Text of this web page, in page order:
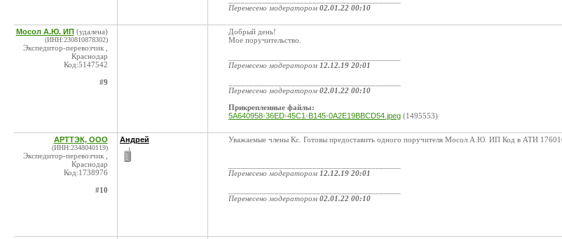
Перенесено модератором 02.01.22 00:10
Мосол А.Ю. ИП (удалена)
(ИНН:230810878302)
Экспедитор-перевозчик ,
Краснодар
Код:5147542
#9
Добрый день!
Мое поручительство.
Перенесено модератором 12.12.19 20:01
Перенесено модератором 02.01.22 00:10
Прикрепленные файлы:
5A640958-36ED-45C1-B145-0A2E19BBCD54.jpeg (1495553)
АРТТЭК, ООО
(ИНН:2348040119)
Экспедитор-перевозчик ,
Краснодар
Код:1738976
#10
Андрей Уважаемые члены Кс. Готовы предоставить одного поручителя Мосол А.Ю. ИП Код в АТИ
Перенесено модератором 12.12.19 20:01
Перенесено модератором 02.01.22 00:10